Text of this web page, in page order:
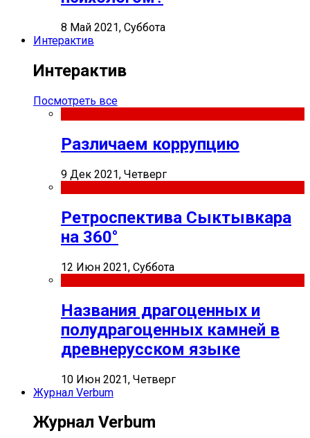
8 Май 2021, Суббота
Интерактив
Интерактив
Посмотреть все
Различаем коррупцию
9 Дек 2021, Четверг
Ретроспектива Сыктывкара
на 360°
12 Июн 2021, Суббота
Названия драгоценных и
полудрагоценных камней в
древнерусском языке
10 Июн 2021, Четверг
Журнал Verbum
Журнал Verbum